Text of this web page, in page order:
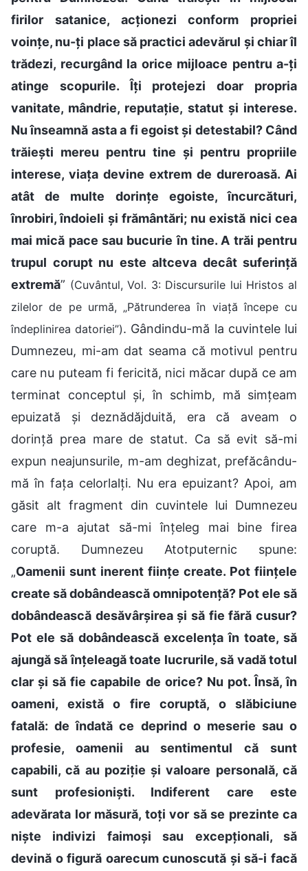
firilor satanice, acționezi conform propriei
voințe, nu-ți place să practici adevărul și chiar îl
trădezi, recurgând la orice mijloace pentru a-ți
atinge scopurile. Îți protejezi doar propria
vanitate, mândrie, reputație, statut și interese.
Nu înseamnă asta a fi egoist și detestabil? Când
trăiești mereu pentru tine și pentru propriile
interese, viața devine extrem de dureroasă. Ai
atât de multe dorințe egoiste, încurcături,
înrobiri, îndoieli și frământări; nu există nici cea
mai mică pace sau bucurie în tine. A trăi pentru
trupul corupt nu este altceva decât suferință
extremă” (Cuvântul, Vol. 3: Discursurile lui Hristos al
zilelor de pe urmă, „Pătrunderea în viață începe cu
îndeplinirea datoriei”). Gândindu-mă la cuvintele lui
Dumnezeu, mi-am dat seama că motivul pentru
care nu puteam fi fericită, nici măcar după ce am
terminat conceptul și, în schimb, mă simțeam
epuizată și deznădăjduită, era că aveam o
dorință prea mare de statut. Ca să evit să-mi
expun neajunsurile, m-am deghizat, prefăcându-
mă în fața celorlalți. Nu era epuizant? Apoi, am
găsit alt fragment din cuvintele lui Dumnezeu
care m-a ajutat să-mi înțeleg mai bine firea
coruptă. Dumnezeu Atotputernic spune:
„Oamenii sunt inerent ființe create. Pot ființele
create să dobândească omnipotență? Pot ele să
dobândească desăvârșirea și să fie fără cusur?
Pot ele să dobândească excelența în toate, să
ajungă să înțeleagă toate lucrurile, să vadă totul
clar și să fie capabile de orice? Nu pot. Însă, în
oameni, există o fire coruptă, o slăbiciune
fatală: de îndată ce deprind o meserie sau o
profesie, oamenii au sentimentul că sunt
capabili, că au poziție și valoare personală, că
sunt profesioniști. Indiferent care este
adevărata lor măsură, toți vor să se prezinte ca
niște indivizi faimoși sau excepționali, să
devină o figură oarecum cunoscută și să-i facă